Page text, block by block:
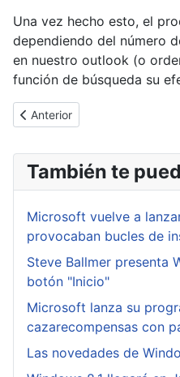
Una vez hecho esto, el
dependiendo del número
en nuestro outlook (o
función de búsqueda su
Artículo anterior: Se
Anterior
También te
Microsoft vuelve a
provocaban bucles de
Steve Ballmer presenta
botón "Inicio"
Microsoft lanza su
cazarecompensas con
Las novedades de